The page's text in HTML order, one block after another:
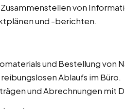
von
und -berichten.
und Bestellung von
Ablaufs im Büro.
und Abrechnungen mit